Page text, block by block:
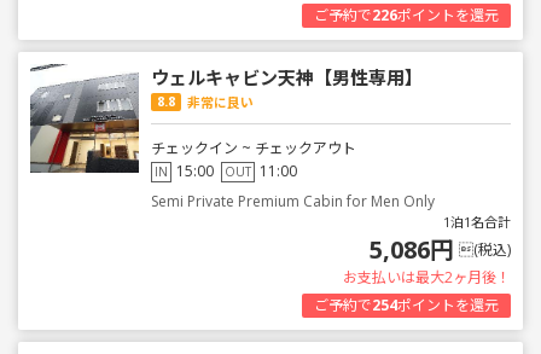
ご予約で226ポイントを還元
ウェルキャビン天神【男性専用】
8.8 非常に良い
チェックイン ~ チェックアウト
IN 15:00 OUT 11:00
Semi Private Premium Cabin for Men Only
1泊1名合計
5,086円 (税込)
お支払いは最大2ヶ月後！
ご予約で254ポイントを還元